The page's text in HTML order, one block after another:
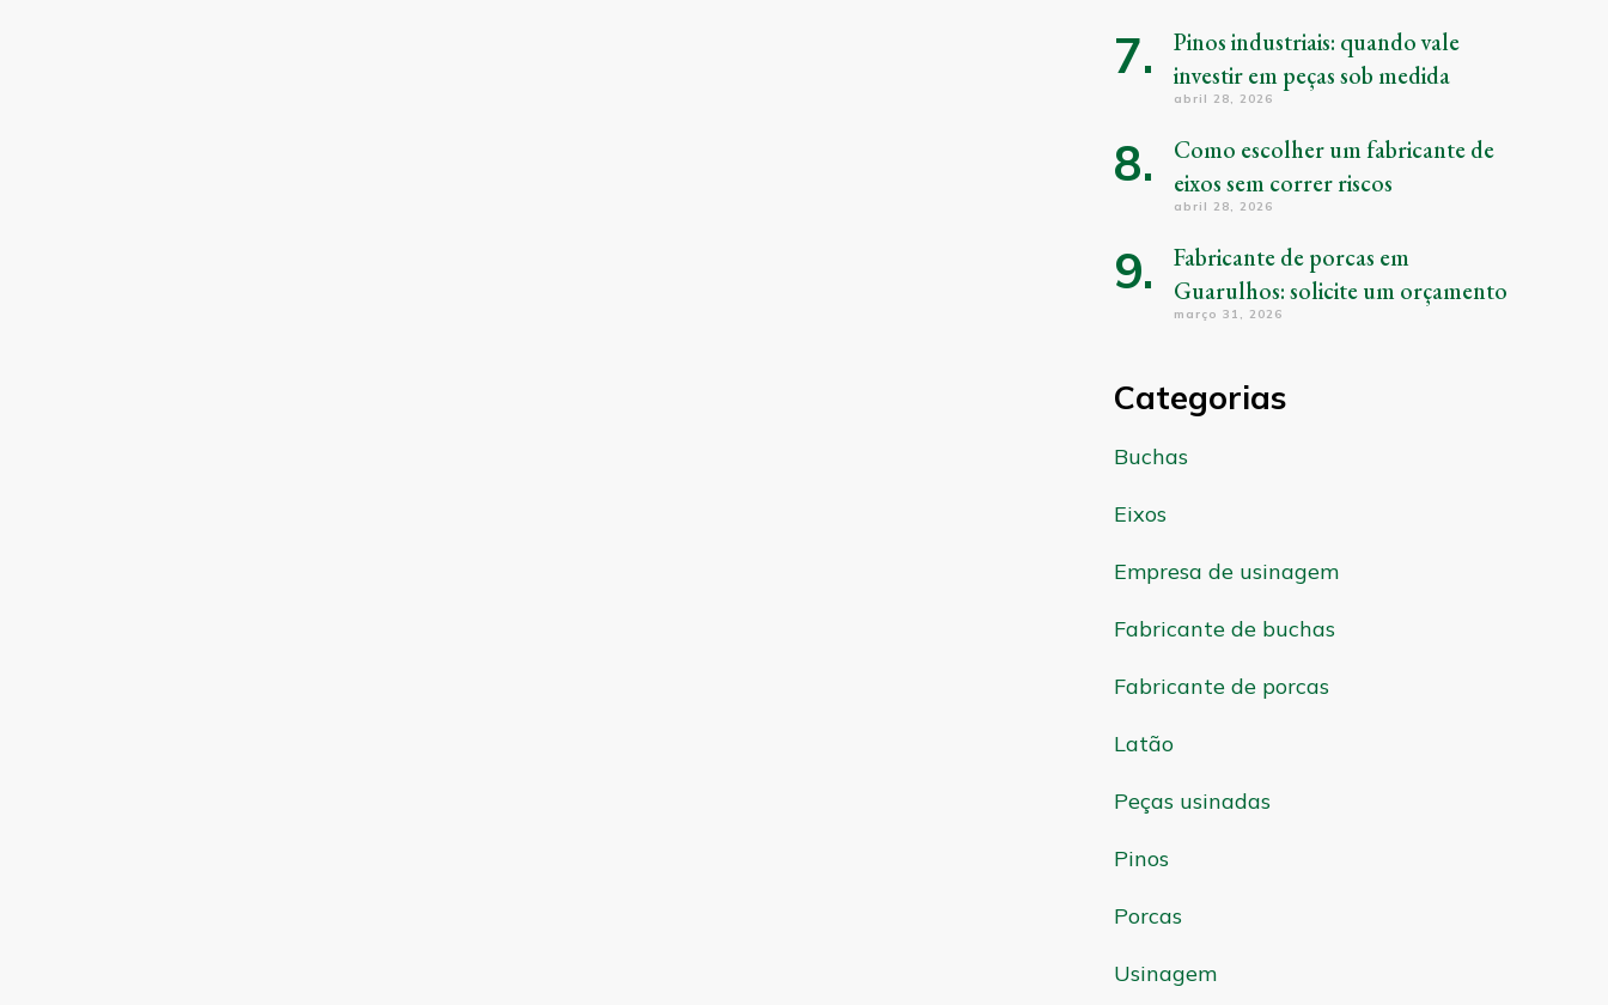
Pinos industriais: quando vale
investir em peças sob medida
abril 28, 2026
Como escolher um fabricante de
eixos sem correr riscos
abril 28, 2026
Fabricante de porcas em
Guarulhos: solicite um orçamento
março 31, 2026
Categorias
Buchas
Eixos
Empresa de usinagem
Fabricante de buchas
Fabricante de porcas
Latão
Peças usinadas
Pinos
Porcas
Usinagem